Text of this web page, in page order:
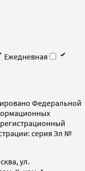
Ежедневная
Федеральной
серия Эл №
ул.